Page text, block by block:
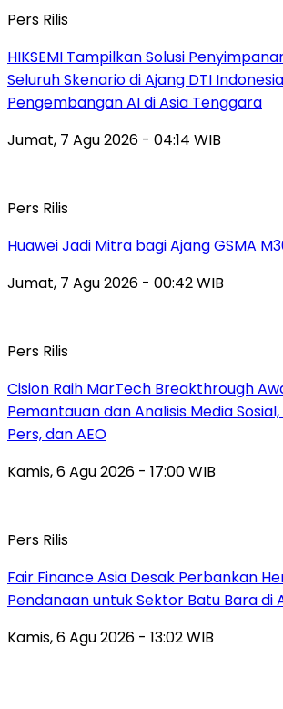
Pers Rilis
HIKSEMI Tampilkan Solusi
Seluruh Skenario di Ajang DTI
Pengembangan AI di Asia Tenggara
Jumat, 7 Agu 2026 - 04:14 WIB
Pers Rilis
Huawei Jadi Mitra bagi Ajang GSMA
Jumat, 7 Agu 2026 - 00:42 WIB
Pers Rilis
Cision Raih MarTech Breakthrough
Pemantauan dan Analisis Media
Pers, dan AEO
Kamis, 6 Agu 2026 - 17:00 WIB
Pers Rilis
Fair Finance Asia Desak Perbankan
Pendanaan untuk Sektor Batu Bara di
Kamis, 6 Agu 2026 - 13:02 WIB